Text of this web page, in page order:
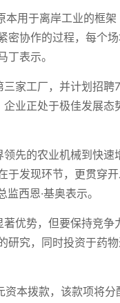
用于离岸工业的框
密协作的过程，每
表示。
家工厂，并计划招
业正处于极佳发展态
先的农业机械到快速
发现环节，更贯穿
西恩·基奥表示。
优势，但要保持竞
研究，同时投资于药
本拨款，该款项将分